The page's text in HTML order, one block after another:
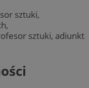
sztuki,
sztuki, adiunkt